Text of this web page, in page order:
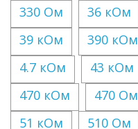
330 Ом
36 кОм
39 кОм
390 кОм
4.7 кОм
43 кОм
470 кОм
470 Ом
51 кОм
510 Ом